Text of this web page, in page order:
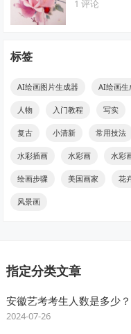
1 评论
标签
AI绘画图片生成器 AI绘画生
人物 入门教程 写实
复古 小清新 常用技法
水彩插画 水彩画 水彩
绘画步骤 美国画家 花
风景画
指定分类文章
安徽艺考考生人数是多少？
2024-07-26